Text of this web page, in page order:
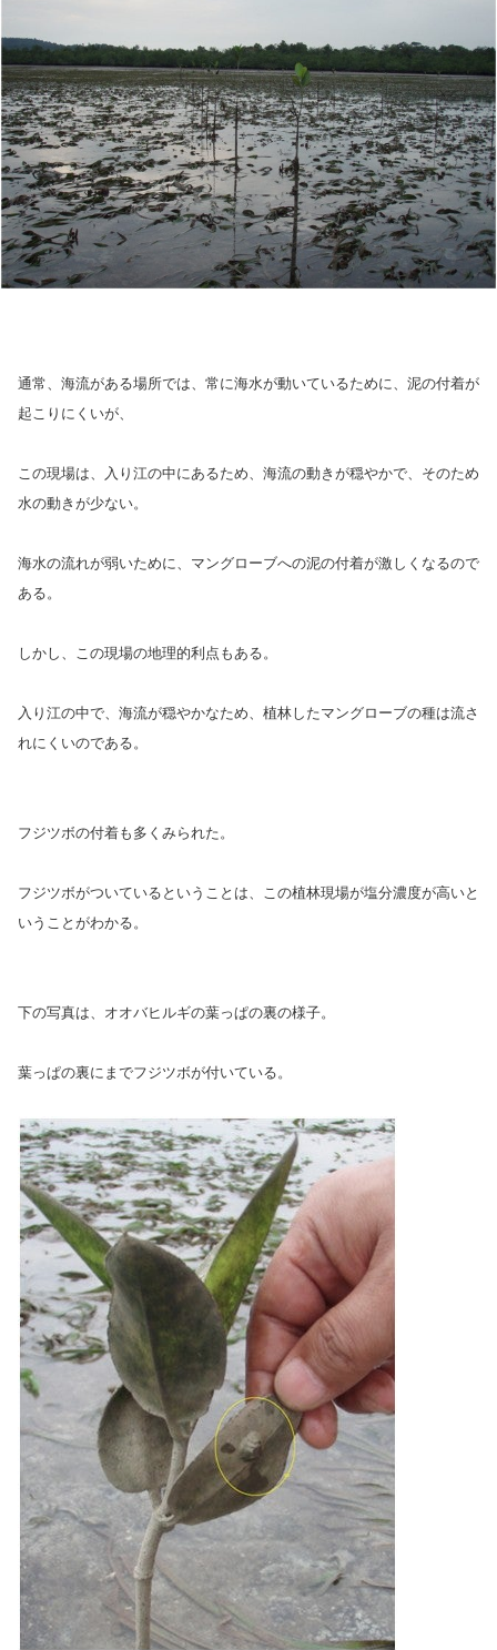
通常、海流がある場所では、常に海水が動いているために、泥の付着が
起こりにくいが、
この現場は、入り江の中にあるため、海流の動きが穏やかで、そのため
水の動きが少ない。
海水の流れが弱いために、マングローブへの泥の付着が激しくなるので
ある。
しかし、この現場の地理的利点もある。
入り江の中で、海流が穏やかなため、植林したマングローブの種は流さ
れにくいのである。
フジツボの付着も多くみられた。
フジツボがついているということは、この植林現場が塩分濃度が高いと
いうことがわかる。
下の写真は、オオバヒルギの葉っぱの裏の様子。
葉っぱの裏にまでフジツボが付いている。